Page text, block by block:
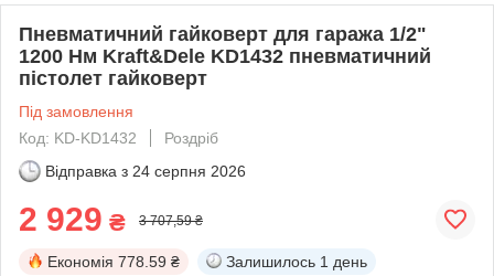
Пневматичний гайковерт для гаража 1/2"
1200 Нм Kraft&Dele KD1432 пневматичний
пістолет гайковерт
Під замовлення
Код: KD-KD1432
Роздріб
Відправка з 24 серпня 2026
2 929 ₴ 3 707,59 ₴
Економія 778.59 ₴ Залишилось 1 день